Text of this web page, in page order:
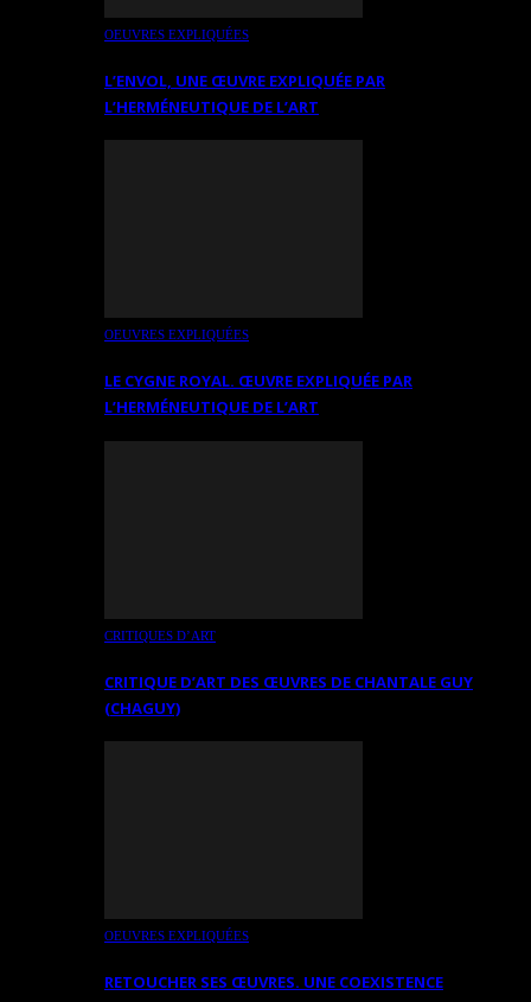
OEUVRES EXPLIQUÉES
L’ENVOL, UNE ŒUVRE EXPLIQUÉE PAR
L’HERMÉNEUTIQUE DE L’ART
OEUVRES EXPLIQUÉES
LE CYGNE ROYAL. ŒUVRE EXPLIQUÉE PAR
L’HERMÉNEUTIQUE DE L’ART
CRITIQUES D’ART
CRITIQUE D’ART DES ŒUVRES DE CHANTALE GUY
(CHAGUY)
OEUVRES EXPLIQUÉES
RETOUCHER SES ŒUVRES. UNE COEXISTENCE